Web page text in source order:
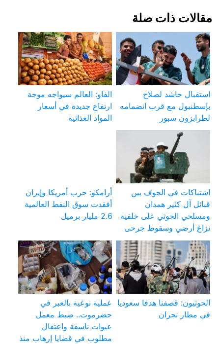
مقالات ذات صلة
استقبال حاشد لصلاح
بإسطنبول مع قرب انضمامه
لطرابزون سبور
الفاو: العالم سيواجه موجة
ارتفاع جديدة في أسعار
المواد الغذائية
اشتباكات في الجوف بين
قبائل آل كثير همدان
ومسلحي الحوثي على خلفية
نزاع أرضي وسقوط جرحى
أرامكو: حرب أمريكا وإيران
أفقدت سوق النفط العالمية
2.6 مليار برميل
الحوثيون: قصفنا هدفا سعوديا
في مطار نجران
عملية نوعية بالعبر في
حضرموت.. ضبط معمل
عبوات ناسفة واعتقال
مطلوب في قضايا إرهاب منذ